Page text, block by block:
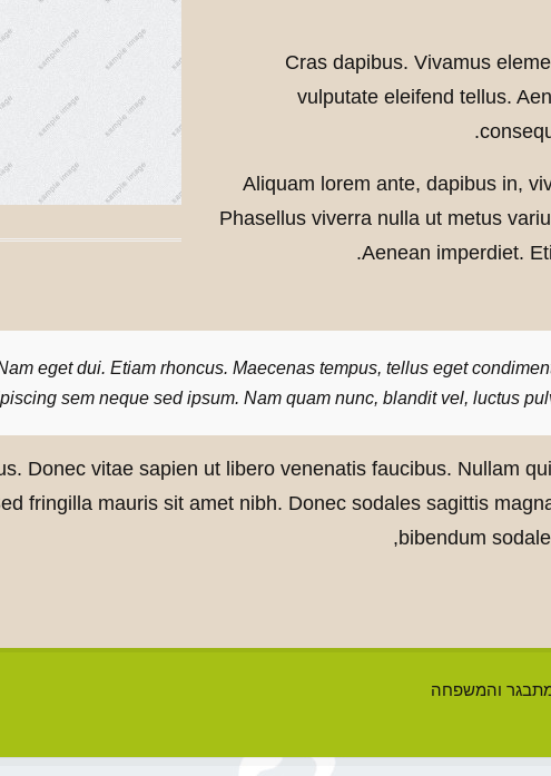
Cras dapibus. Vivamus
vulputate eleifend tellus.
Aliquam lorem ante, dapibus in,
Phasellus viverra nulla ut metus
Aenean imperdiet.
eget dui. Etiam rhoncus. Maecenas tempus, tellus eget
sem neque sed ipsum. Nam quam nunc, blandit vel, luctus
Donec vitae sapien ut libero venenatis faucibus. Nullam
fringilla mauris sit amet nibh. Donec sodales sagittis
bibendum
והמשפחה